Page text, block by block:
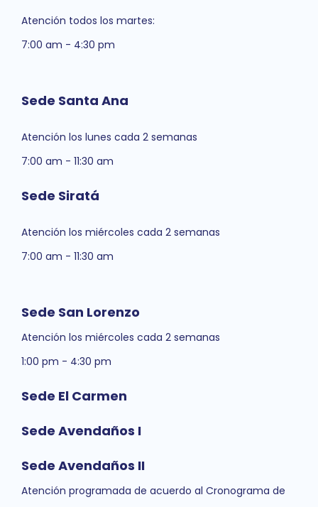
Atención todos los martes:
7:00 am - 4:30 pm
Sede Santa Ana
Atención los lunes cada 2 semanas
7:00 am - 11:30 am
Sede Siratá
Atención los miércoles cada 2 semanas
7:00 am - 11:30 am
Sede San Lorenzo
Atención los miércoles cada 2 semanas
1:00 pm - 4:30 pm
Sede El Carmen
Sede Avendaños I
Sede Avendaños II
Atención programada de acuerdo al Cronograma de